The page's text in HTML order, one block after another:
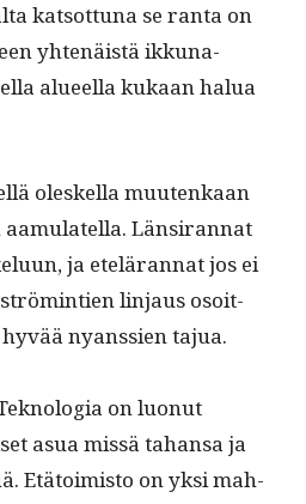
kat­sot­tuna se ranta on
yht­enäistä ikku­na­
alueel­la kukaan halua
oleskel­la muutenkaan
aamu­latel­la. Län­sir­an­nat
ja eteläran­nat jos ei
lin­jaus osoit­
nyanssien tajua.
on luonut
asua mis­sä tahansa ja
Etä­toimis­to on yksi mah­